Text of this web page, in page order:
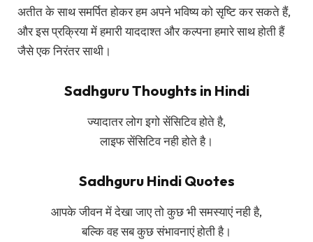
अतीत के साथ समर्पित होकर हम अपने भविष्य को सृष्टि कर सकते हैं,
और इस प्रक्रिया में हमारी याददाश्त और कल्पना हमारे साथ होती हैं
जैसे एक निरंतर साथी।
Sadhguru Thoughts in Hindi
ज्यादातर लोग इगो सेंसिटिव होते है,
लाइफ सेंसिटिव नही होते है।
Sadhguru Hindi Quotes
आपके जीवन में देखा जाए तो कुछ भी समस्याएं नही है,
बल्कि वह सब कुछ संभावनाएं होती है।